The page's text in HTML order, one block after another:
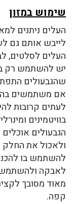
שימוש במזון
העלים ניתנים
לייבש אותם גם
העלים לסלטים,
יש להשתמש רק
שהגבעולים
אם משתמשים בהם
לעתים קרובות
הגבעולים
ולאכול את החלק
להשתמש בו
לאבקה ולהשתמש
מאוד מסובך
קפה.